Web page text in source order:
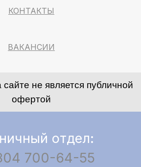
КОНТАКТЫ
ВАКАНСИИ
не является публичной
офертой
отдел:
700-64-55